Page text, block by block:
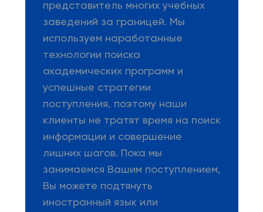
представитель многих учебных
заведений за границей. Мы
используем наработанные
технологии поиска
академических программ и
успешные стратегии
поступления, поэтому наши
клиенты не тратят время на поиск
информации и совершение
лишних шагов. Пока мы
занимаемся Вашим поступлением,
Вы можете подтянуть
иностранный язык или